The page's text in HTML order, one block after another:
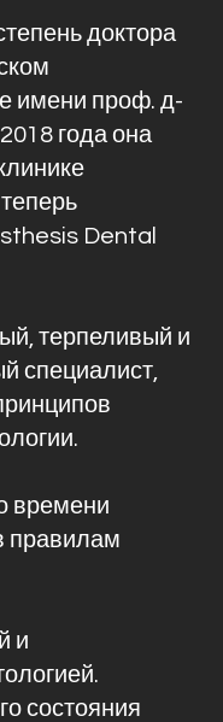
доктора
имени проф. д-
года она
Dental
терпеливый и
специалист,
времени
правилам
и
состояния